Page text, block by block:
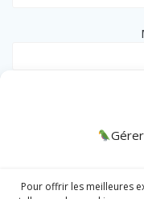
Pour offrir les meilleures
© 2026 CINCLUS
situation particulière -